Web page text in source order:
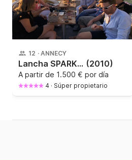
12 · ANNECY
Lancha SPARKMAN & STEPHENS BATEAU PONTON MISTRAL 250CV (2010)
A partir de 1.500 € por día
4 · Súper propietario